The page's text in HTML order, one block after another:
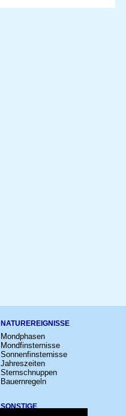
NATUREREIGNISSE
Mondphasen
Mondfinsternisse
Sonnenfinsternisse
Jahreszeiten
Sternschnuppen
Bauernregeln
SONSTIGE